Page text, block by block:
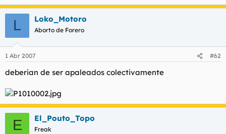
L Loko_Motoro
Aborto de Forero
1 Abr 2007 #62
deberian de ser apaleados colectivamente
E El_Pouto_Topo
Freak